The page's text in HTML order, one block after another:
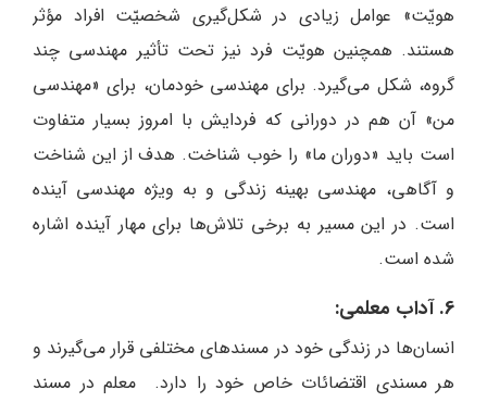
هویّت» عوامل زیادی در شکل‌گیری شخصیّت افراد مؤثر
هستند. همچنین هویّت فرد نیز تحت تأثیر مهندسی چند
گروه، شکل می‌گیرد. برای مهندسی خودمان،‌ برای «مهندسی
من» آن هم در دورانی که فردایش با امروز بسیار متفاوت
است باید «دوران ما» را خوب شناخت. هدف از این شناخت
و آگاهی، مهندسی بهینه زندگی و به ویژه مهندسی آینده
است. در این مسیر به برخی تلاش‌ها برای مهار آینده اشاره
شده است.
6. آداب معلمی:
انسان‌ها در زندگی خود در مسندهای مختلفی قرار می‌گیرند و
هر مسندی اقتضائات خاص خود را دارد. معلم در مسند